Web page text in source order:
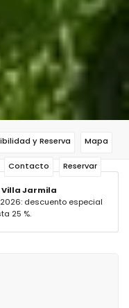
y Reserva Mapa
Contacto Reservar
Villa Jarmila
descuento especial
25 %.